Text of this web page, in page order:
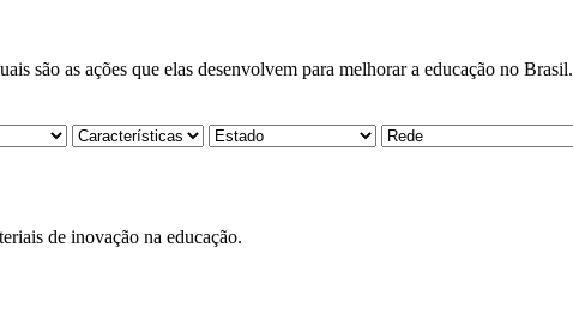
são as ações que elas desenvolvem para melhorar a educação no Brasil.
de inovação na educação.